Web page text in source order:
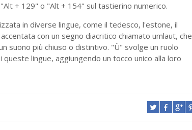
+ 129" o "Alt + 154" sul tastierino numerico.
in diverse lingue, come il tedesco, l'estone, il
con un segno diacritico chiamato umlaut, che
suono più chiuso o distintivo. "Ü" svolge un ruolo
lingue, aggiungendo un tocco unico alla loro